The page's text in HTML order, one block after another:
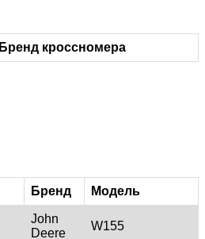
Бренд кроссномера
Бренд Модель
John
Deere
W155